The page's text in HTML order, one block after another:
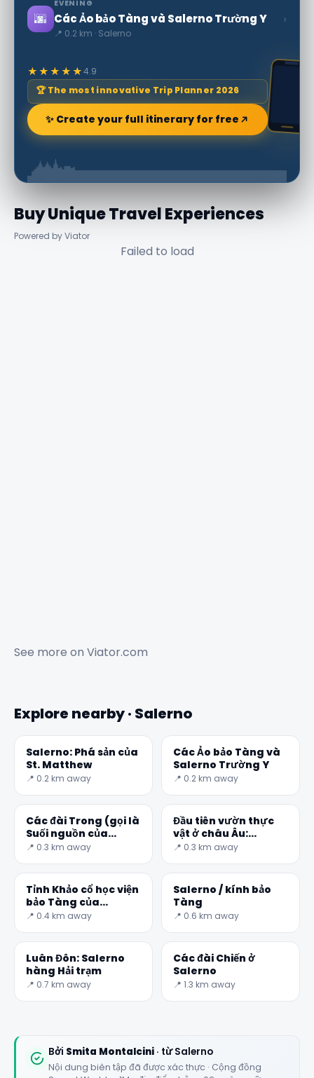
🌆
EVENING
Các Ảo bảo Tàng và Salerno Trường Y
📍 0.2 km · Salerno
›
★★★★★4.9
🏆 The most innovative Trip Planner 2026
✨ Create your full itinerary for free
Buy Unique Travel Experiences
Powered by Viator
Failed to load
See more on Viator.com
Explore nearby · Salerno
Salerno: Phá sản của
St. Matthew
📍 0.2 km away
Các Ảo bảo Tàng và
Salerno Trường Y
📍 0.2 km away
Các đài Trong (gọi là
Suối nguồn của
Aesculapius)
📍 0.3 km away
Đầu tiên vườn thực
vật ở châu Âu:
Minerva Vườn
📍 0.3 km away
Tỉnh Khảo cổ học viện
bảo Tàng của
Salerno
📍 0.4 km away
Salerno / kính bảo
Tàng
📍 0.6 km away
Luân Đôn: Salerno
hàng Hải trạm
📍 0.7 km away
Các đài Chiến ở
Salerno
📍 1.3 km away
Bởi Smita Montalcini · từ Salerno
Nội dung biên tập đã được xác thực · Cộng đồng